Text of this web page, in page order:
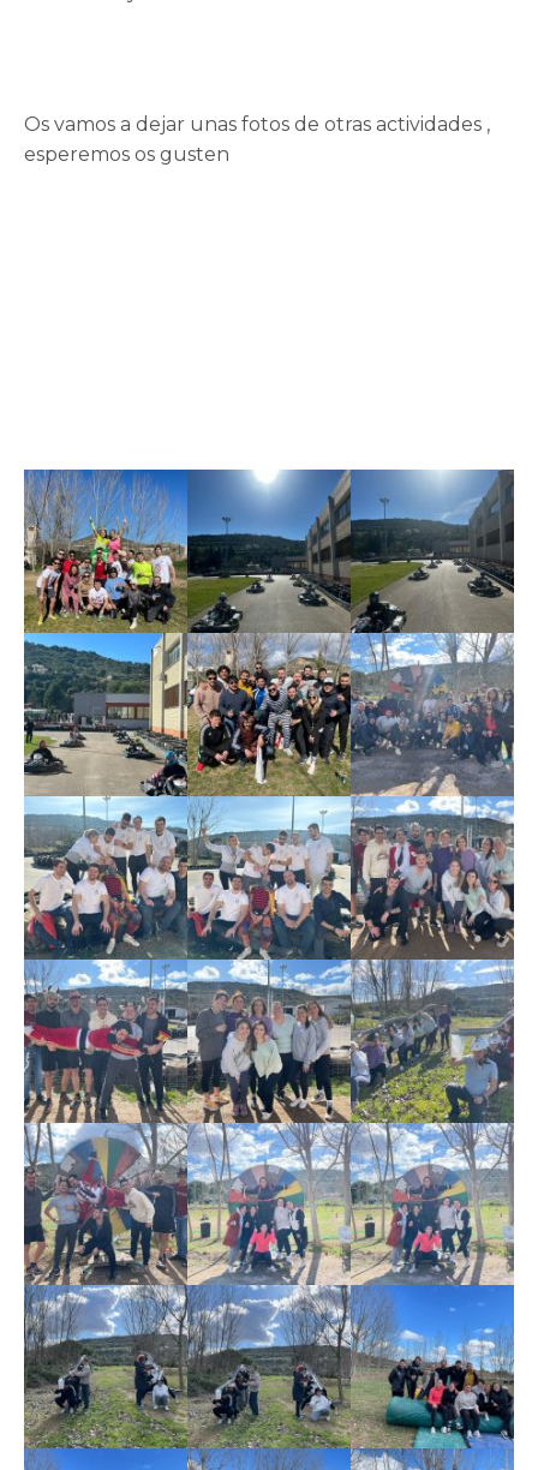
Os vamos a dejar unas fotos de otras actividades ,
esperemos os gusten